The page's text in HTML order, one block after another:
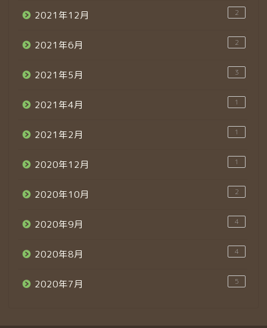
2021年12月 2
2021年6月 2
2021年5月 3
2021年4月 1
2021年2月 1
2020年12月 1
2020年10月 2
2020年9月 4
2020年8月 4
2020年7月 5